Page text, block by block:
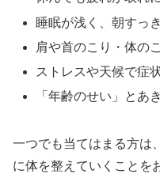
睡眠が浅く、朝すっ
肩や首のこり・体の
ストレスや天候で症
「年齢のせい」とあ
一つでも当てはまる方は
に体を整えていくことを